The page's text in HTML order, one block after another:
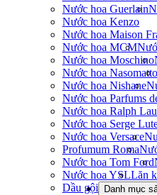
Nước hoa Guerlain
Nước hoa Kenzo
Nước hoa Maison
Nước hoa MCM
Nước hoa Moschino
Nước hoa Nasomatto
Nước hoa Nishane
Nước hoa Parfums
Nước hoa Ralph
Nước hoa Serge
Nước hoa Versace
Profumum Roma
Nước hoa Tom Ford
Nước hoa YSLLăn
Dầu gội
Danh mục